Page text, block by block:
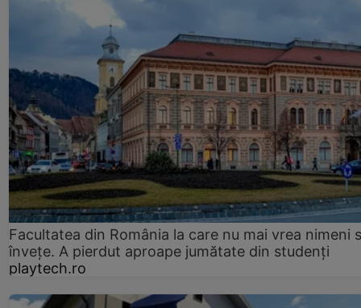
Facultatea din România la care nu mai vrea nimeni
înveţe. A pierdut aproape jumătate din studenţi
playtech.ro